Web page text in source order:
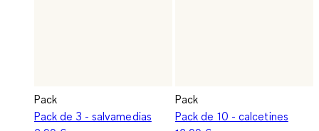
Pack
Pack de 3 - salvamedias
Pack
Pack de 10 - calcetines